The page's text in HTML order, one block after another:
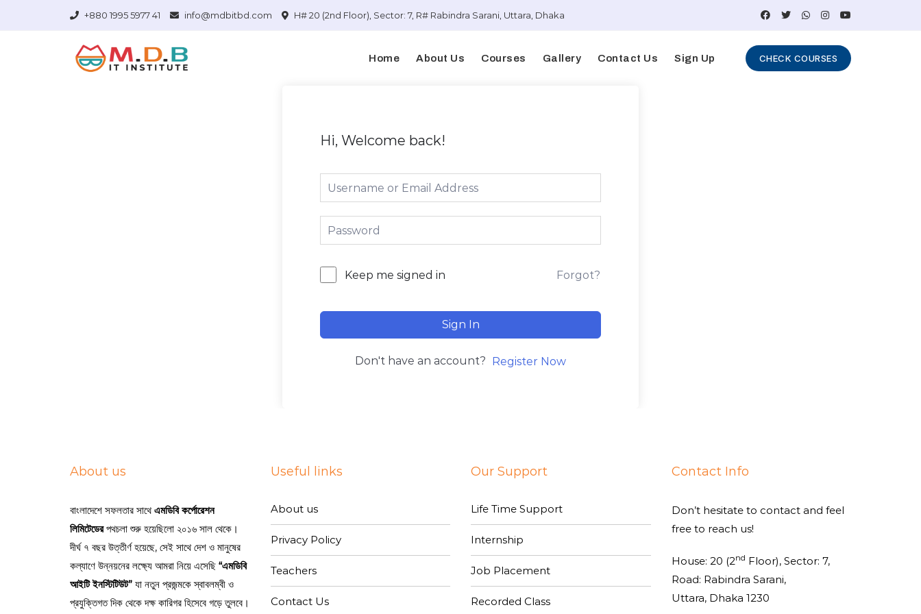
+880 1995 5977 41 info@mdbitbd.com H# 20 (2nd Floor), Sector: 7, R# Rabindra Sarani, Uttara, Dhaka
Home About Us Courses Gallery Contact Us Sign Up CHECK COURSES
Hi, Welcome back!
Keep me signed in Forgot?
Sign In
Don't have an account? Register Now
About us
বাংলাদেশে সফলতার সাথেএমডিবি কর্পোরেশন
লিমিটেডেরপথচলা শুরু হয়েছিলো ২০১৬ সাল থেকে।
দীর্ঘ ৭ বছর উত্তীর্ণ হয়েছে, সেই সাথে দেশ ও মানুষের
কল্যাণে উন্নয়নের লক্ষ্যে আমরা নিয়ে এসেছি “এমডিবি
আইটি ইনস্টিটিউট” যা নতুন প্রজন্মকে স্বাবলম্বী ও
প্রযুক্তিগত দিক থেকে দক্ষ কারিগর হিসেবে গড়ে তুলবে।
Useful links
About us
Privacy Policy
Teachers
Contact Us
Our Support
Life Time Support
Internship
Job Placement
Recorded Class
Contact Info
Don’t hesitate to contact and feel
free to reach us!
House: 20 (2nd Floor), Sector: 7,
Road: Rabindra Sarani,
Uttara, Dhaka 1230